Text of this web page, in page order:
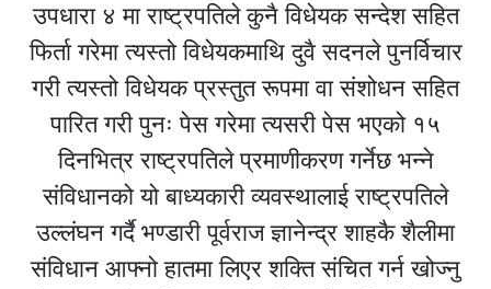
उपधारा ४ मा राष्ट्रपतिले कुनै विधेयक सन्देश सहित
फिर्ता गरेमा त्यस्तो विधेयकमाथि दुवै सदनले पुनर्विचार
गरी त्यस्तो विधेयक प्रस्तुत रूपमा वा संशोधन सहित
पारित गरी पुनः पेस गरेमा त्यसरी पेस भएको १५
दिनभित्र राष्ट्रपतिले प्रमाणीकरण गर्नेछ भन्ने
संविधानको यो बाध्यकारी व्यवस्थालाई राष्ट्रपतिले
उल्लंघन गर्दै भण्डारी पूर्वराज ज्ञानेन्द्र शाहकै शैलीमा
संविधान आफ्नो हातमा लिएर शक्ति संचित गर्न खोज्नु